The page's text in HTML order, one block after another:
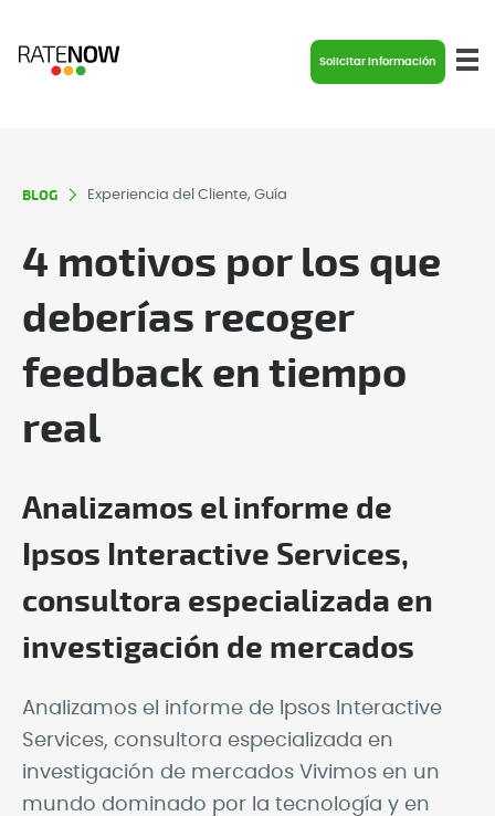
Solicitar información
BLOG Experiencia del Cliente, Guía
4 motivos por los que
deberías recoger
feedback en tiempo
real
Analizamos el informe de
Ipsos Interactive Services,
consultora especializada en
investigación de mercados
Analizamos el informe de Ipsos Interactive
Services, consultora especializada en
investigación de mercados Vivimos en un
mundo dominado por la tecnología y en